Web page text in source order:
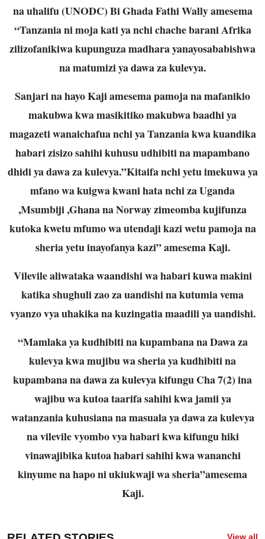
na uhalifu (UNODC) Bi Ghada Fathi Wally amesema
“Tanzania ni moja kati ya nchi chache barani Afrika
zilizofanikiwa kupunguza madhara yanayosababishwa
na matumizi ya dawa za kulevya.
Sanjari na hayo Kaji amesema pamoja na mafanikio
makubwa kwa masikitiko makubwa baadhi ya
magazeti wanaichafua nchi ya Tanzania kwa kuandika
habari zisizo sahihi kuhusu udhibiti na mapambano
dhidi ya dawa za kulevya.”Kitaifa nchi yetu imekuwa ya
mfano wa kuigwa kwani hata nchi za Uganda
,Msumbiji ,Ghana na Norway zimeomba kujifunza
kutoka kwetu mfumo wa utendaji kazi wetu pamoja na
sheria yetu inayofanya kazi” amesema Kaji.
Vilevile aliwataka waandishi wa habari kuwa makini
katika shughuli zao za uandishi na kutumia vema
vyanzo vya uhakika na kuzingatia maadili ya uandishi.
“Mamlaka ya kudhibiti na kupambana na Dawa za
kulevya kwa mujibu wa sheria ya kudhibiti na
kupambana na dawa za kulevya kifungu Cha 7(2) ina
wajibu wa kutoa taarifa sahihi kwa jamii ya
watanzania kuhusiana na masuala ya dawa za kulevya
na vilevile vyombo vya habari kwa kifungu hiki
vinawajibika kutoa habari sahihi kwa wananchi
kinyume na hapo ni ukiukwaji wa sheria”amesema
Kaji.
View all